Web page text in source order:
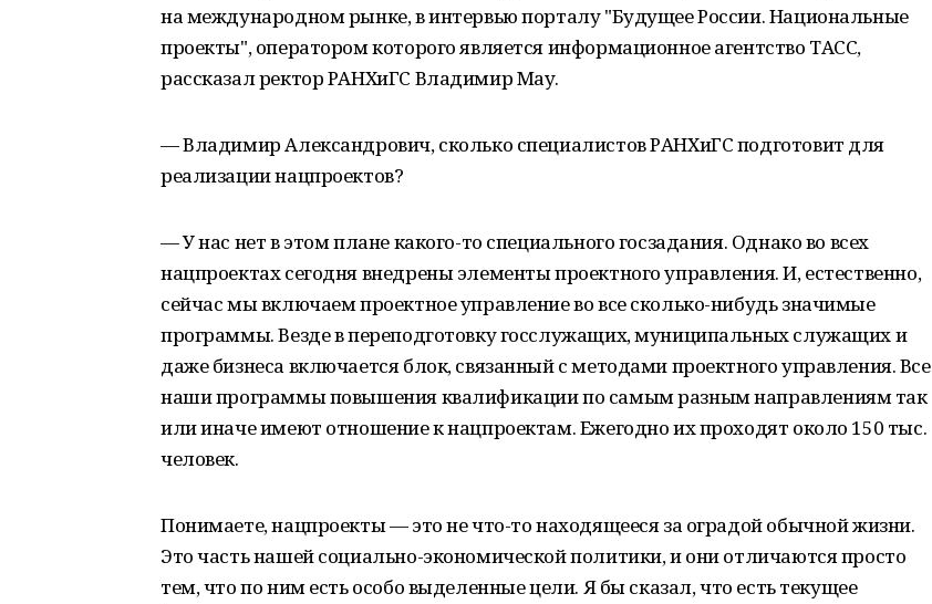
на международном рынке, в интервью порталу "Будущее России. Национальные
проекты", оператором которого является информационное агентство ТАСС,
рассказал ректор РАНХиГС Владимир Мау.
— Владимир Александрович, сколько специалистов РАНХиГС подготовит для
реализации нацпроектов?
— У нас нет в этом плане какого-то специального госзадания. Однако во всех
нацпроектах сегодня внедрены элементы проектного управления. И, естественно,
сейчас мы включаем проектное управление во все сколько-нибудь значимые
программы. Везде в переподготовку госслужащих, муниципальных служащих и
даже бизнеса включается блок, связанный с методами проектного управления. Все
наши программы повышения квалификации по самым разным направлениям так
или иначе имеют отношение к нацпроектам. Ежегодно их проходят около 150 тыс.
человек.
Понимаете, нацпроекты — это не что-то находящееся за оградой обычной жизни.
Это часть нашей социально-экономической политики, и они отличаются просто
тем, что по ним есть особо выделенные цели. Я бы сказал, что есть текущее